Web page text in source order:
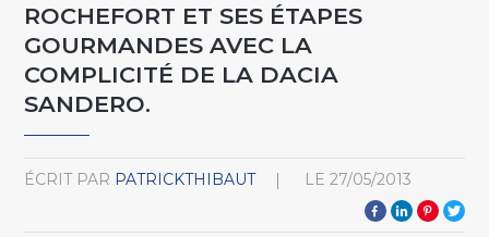
ROCHEFORT ET SES ÉTAPES
GOURMANDES AVEC LA
COMPLICITÉ DE LA DACIA
SANDERO.
ÉCRIT PAR PATRICKTHIBAUT LE 27/05/2013